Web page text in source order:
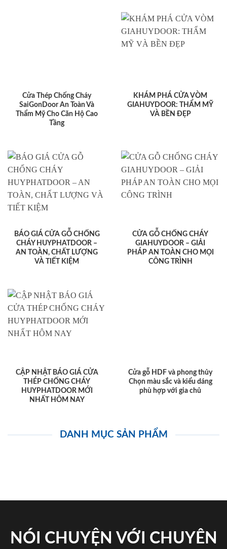
Cửa Thép Chống Cháy
SaiGonDoor An Toàn Và
Thẩm Mỹ Cho Căn Hộ Cao
Tầng
KHÁM PHÁ CỬA VÒM
GIAHUYDOOR: THẨM MỸ
VÀ BỀN ĐẸP
BÁO GIÁ CỬA GỖ CHỐNG
CHÁY HUYPHATDOOR –
AN TOÀN, CHẤT LƯỢNG
VÀ TIẾT KIỆM
CỬA GỖ CHỐNG CHÁY
GIAHUYDOOR – GIẢI
PHÁP AN TOÀN CHO MỌI
CÔNG TRÌNH
CẬP NHẬT BÁO GIÁ CỬA
THÉP CHỐNG CHÁY
HUYPHATDOOR MỚI
NHẤT HÔM NAY
Cửa gỗ HDF và phong thủy
Chọn màu sắc và kiểu dáng
phù hợp với gia chủ
DANH MỤC SẢN PHẨM
NÓI CHUYỆN VỚI CHUYÊN